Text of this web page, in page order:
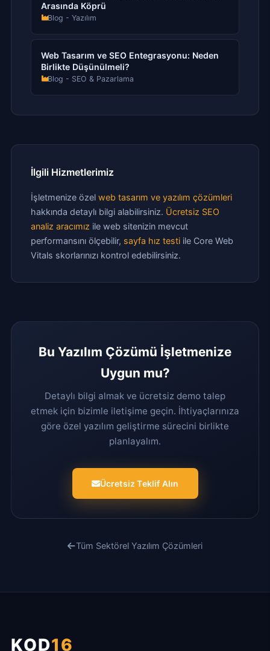
Arasında Köprü
Blog - Yazılım
Web Tasarım ve SEO Entegrasyonu: Neden
Birlikte Düşünülmeli?
Blog - SEO & Pazarlama
İlgili Hizmetlerimiz
İşletmenize özel web tasarım ve yazılım çözümleri
hakkında detaylı bilgi alabilirsiniz. Ücretsiz SEO
analiz aracımız ile web sitenizin mevcut
performansını ölçebilir, sayfa hız testi ile Core Web
Vitals skorlarınızı kontrol edebilirsiniz.
Bu Yazılım Çözümü İşletmenize
Uygun mu?
Detaylı bilgi almak ve ücretsiz demo talep
etmek için bizimle iletişime geçin. İhtiyaçlarınıza
göre özel yazılım geliştirme sürecini birlikte
planlayalım.
Ücretsiz Teklif Alın
Tüm Sektörel Yazılım Çözümleri
KOD16